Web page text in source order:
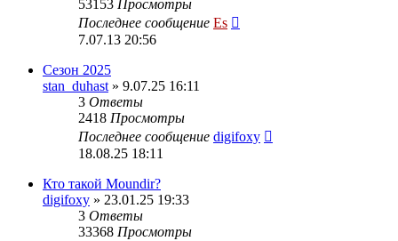
53153 Просмотры
Последнее сообщение Es
7.07.13 20:56
Сезон 2025
stan_duhast » 9.07.25 16:11
3 Ответы
2418 Просмотры
Последнее сообщение digifoxy
18.08.25 18:11
Кто такой Moundir?
digifoxy » 23.01.25 19:33
3 Ответы
33368 Просмотры